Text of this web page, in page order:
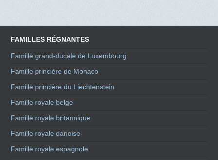
FAMILLES RÉGNANTES
Famille grand-ducale de Luxembourg
Famille princière de Monaco
Famille princière du Liechtenstein
Famille royale belge
Famille royale britannique
Famille royale danoise
Famille royale espagnole